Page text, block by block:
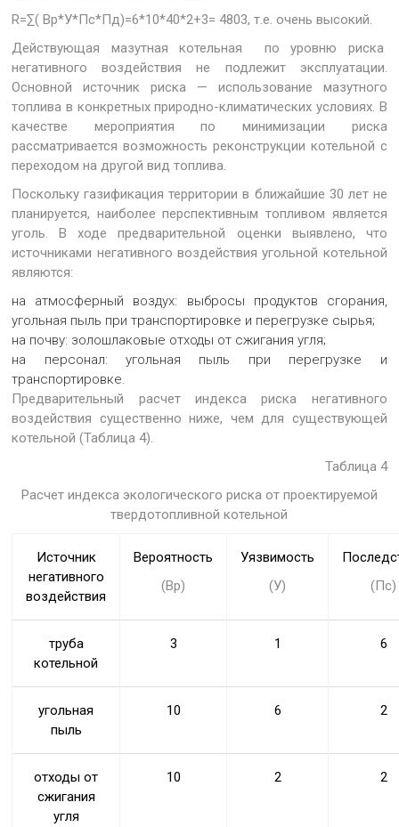
R=∑( Вр*У*Пс*Пд)=6*10*40*2+3= 4803, т.е. очень высокий.
Действующая мазутная котельная по уровню риска
негативного воздействия не подлежит эксплуатации.
Основной источник риска — использование мазутного
топлива в конкретных природно-климатических условиях. В
качестве мероприятия по минимизации риска
рассматривается возможность реконструкции котельной с
переходом на другой вид топлива.
Поскольку газификация территории в ближайшие 30 лет не
планируется, наиболее перспективным топливом является
уголь. В ходе предварительной оценки выявлено, что
источниками негативного воздействия угольной котельной
являются:
на атмосферный воздух: выбросы продуктов сгорания,
угольная пыль при транспортировке и перегрузке сырья;
на почву: золошлаковые отходы от сжигания угля;
на персонал: угольная пыль при перегрузке и
транспортировке.
Предварительный расчет индекса риска негативного
воздействия существенно ниже, чем для существующей
котельной (Таблица 4).
Таблица 4
Расчет индекса экологического риска от проектируемой
твердотопливной котельной
Источник
негативного
воздействия
Вероятность
(Вр)
Уязвимость
(У)
(Пс)
труба
котельной
3 1 6
угольная
пыль
10 6 2
отходы от
сжигания
угля
10 2 2